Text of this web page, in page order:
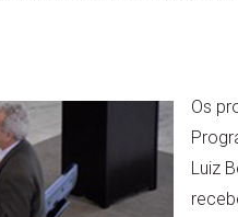
Os
Luiz